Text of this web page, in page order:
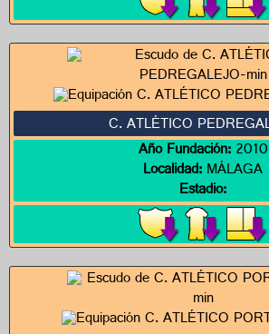
C. ATLÉTICO
Año Fundación:2010
Localidad:MÁLAGA
Estadio: